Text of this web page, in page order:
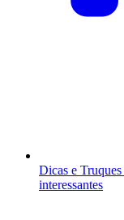
Dicas e Truques
interessantes